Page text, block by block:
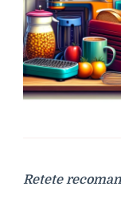
Retete